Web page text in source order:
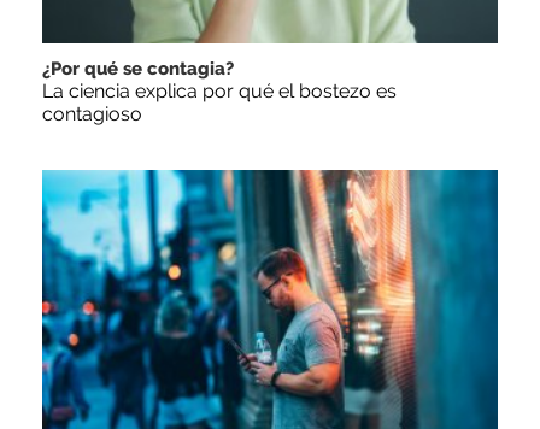
¿Por qué se contagia?
La ciencia explica por qué el bostezo es
contagioso